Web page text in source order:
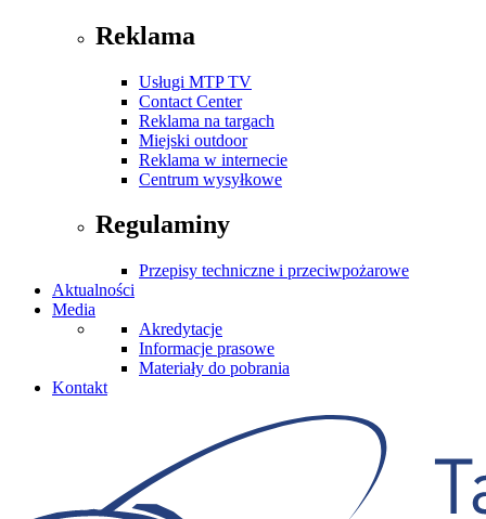
Reklama
Usługi MTP TV
Contact Center
Reklama na targach
Miejski outdoor
Reklama w internecie
Centrum wysyłkowe
Regulaminy
Przepisy techniczne i przeciwpożarowe
Aktualności
Media
Akredytacje
Informacje prasowe
Materiały do pobrania
Kontakt